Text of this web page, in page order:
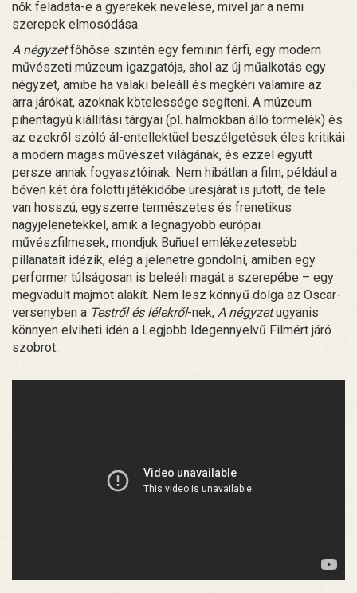
nők feladata-e a gyerekek nevelése, mivel jár a nemi
szerepek elmosódása.
A négyzetfőhőse szintén egy feminin férfi, egy modern
művészeti múzeum igazgatója, ahol az új műalkotás egy
négyzet, amibe ha valaki beleáll és megkéri valamire az
arra járókat, azoknak kötelessége segíteni. A múzeum
pihentagyú kiállítási tárgyai (pl. halmokban álló törmelék) és
az ezekről szóló ál-entellektüel beszélgetések éles kritikái
a modern magas művészet világának, és ezzel együtt
persze annak fogyasztóinak. Nem hibátlan a film, például a
bőven két óra fölötti játékidőbe üresjárat is jutott, de tele
van hosszú, egyszerre természetes és frenetikus
nagyjelenetekkel, amik a legnagyobb európai
művészfilmesek, mondjuk Buñuel emlékezetesebb
pillanatait idézik, elég a jelenetre gondolni, amiben egy
performer túlságosan is beleéli magát a szerepébe – egy
megvadult majmot alakít. Nem lesz könnyű dolga az Oscar-
versenyben a Testről és lélekről-nek, A négyzetugyanis
könnyen elviheti idén a Legjobb Idegennyelvű Filmért járó
szobrot.